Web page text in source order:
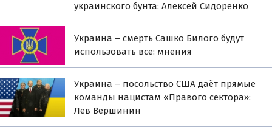
украинского бунта: Алексей Сидоренко
Украина – cмерть Cашко Билого будут
иcпользовать вcе: мнения
Украина – посольство США даёт прямые
команды нацистам «Правого сектора»:
Лев Вершинин